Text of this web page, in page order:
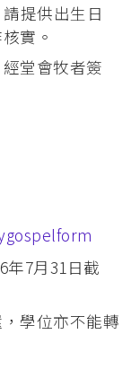
提供出生日
實。
堂會牧者簽
年7月31日截
學位亦不能轉